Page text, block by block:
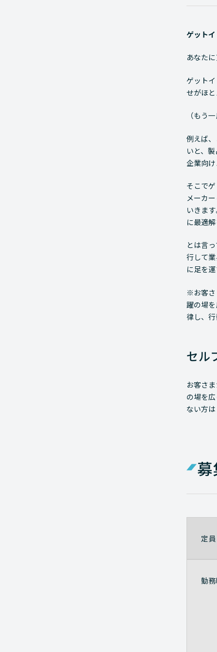
ゲット
あなた
ゲット
せがほ
（もう
例えば
いと、
企業向
そこで
メーカ
いきま
に最適
とは言
行して
に足を
※お客さ
躍の場
律し、
セル
お客さ
の場を
ない方
定員
勤